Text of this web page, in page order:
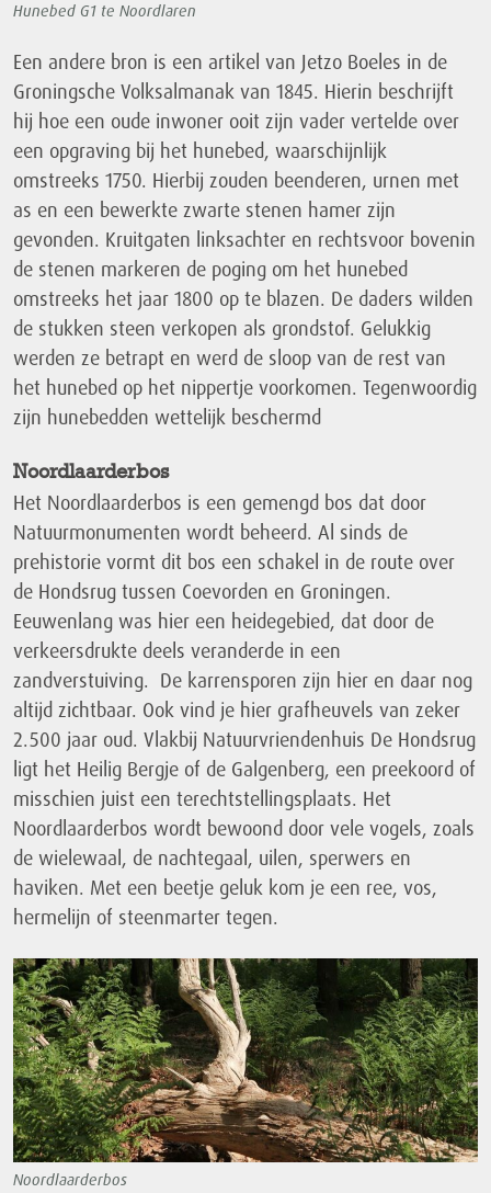
Hunebed G1 te Noordlaren
Een andere bron is een artikel van Jetzo Boeles in de
Groningsche Volksalmanak van 1845. Hierin beschrijft
hij hoe een oude inwoner ooit zijn vader vertelde over
een opgraving bij het hunebed, waarschijnlijk
omstreeks 1750. Hierbij zouden beenderen, urnen met
as en een bewerkte zwarte stenen hamer zijn
gevonden. Kruitgaten linksachter en rechtsvoor bovenin
de stenen markeren de poging om het hunebed
omstreeks het jaar 1800 op te blazen. De daders wilden
de stukken steen verkopen als grondstof. Gelukkig
werden ze betrapt en werd de sloop van de rest van
het hunebed op het nippertje voorkomen. Tegenwoordig
zijn hunebedden wettelijk beschermd
Noordlaarderbos
Het Noordlaarderbos is een gemengd bos dat door
Natuurmonumenten wordt beheerd. Al sinds de
prehistorie vormt dit bos een schakel in de route over
de Hondsrug tussen Coevorden en Groningen.
Eeuwenlang was hier een heidegebied, dat door de
verkeersdrukte deels veranderde in een
zandverstuiving. De karrensporen zijn hier en daar nog
altijd zichtbaar. Ook vind je hier grafheuvels van zeker
2.500 jaar oud. Vlakbij Natuurvriendenhuis De Hondsrug
ligt het Heilig Bergje of de Galgenberg, een preekoord of
misschien juist een terechtstellingsplaats. Het
Noordlaarderbos wordt bewoond door vele vogels, zoals
de wielewaal, de nachtegaal, uilen, sperwers en
haviken. Met een beetje geluk kom je een ree, vos,
hermelijn of steenmarter tegen.
Noordlaarderbos